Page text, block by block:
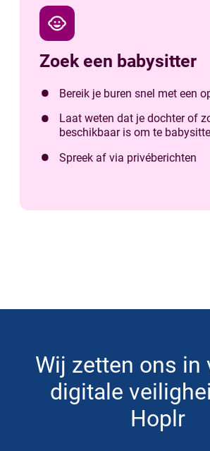
child_care
Zoek een babysitter
Bereik je buren snel met een
Laat weten dat je dochter of
beschikbaar is om te
Spreek af via privéberichten
Wij zetten ons in
digitale
Hoplr